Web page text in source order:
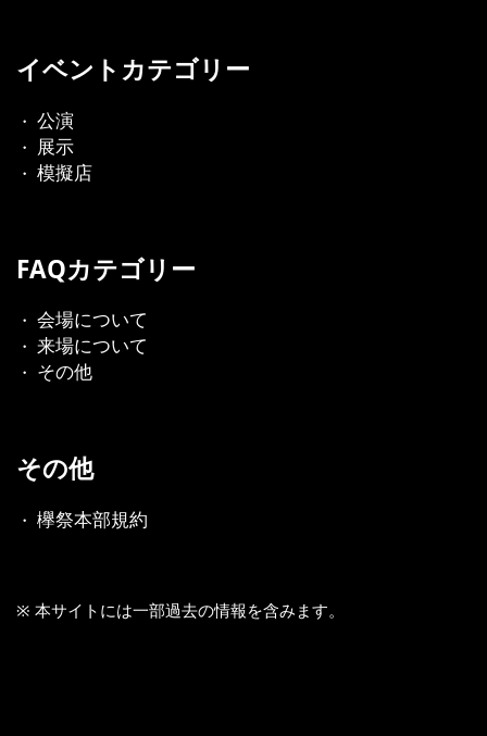
イベントカテゴリー
・ 公演
・ 展示
・ 模擬店
FAQカテゴリー
・ 会場について
・ 来場について
・ その他
その他
・ 欅祭本部規約
※ 本サイトには一部過去の情報を含みます。